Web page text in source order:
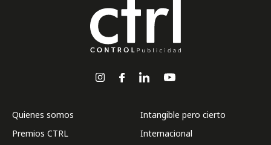
Quienes somos
Premios CTRL
Intangible pero cierto
Internacional